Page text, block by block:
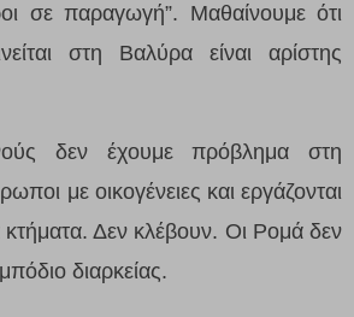
σε παραγωγή”. Μαθαίνουμε ότι
στη Βαλύρα είναι αρίστης
δεν έχουμε πρόβλημα στη
με οικογένειες και εργάζονται
Δεν κλέβουν. Οι Ρομά δεν
διαρκείας.